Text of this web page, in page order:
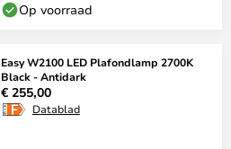
Op voorraad
Easy W2100 LED Plafondlamp 2700K
Black - Antidark
€ 255,00
Datablad